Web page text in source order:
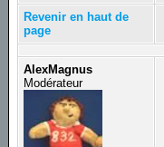
Revenir en haut de
page
AlexMagnus
Modérateur